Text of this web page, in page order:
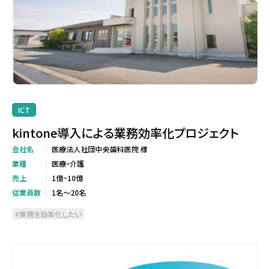
ICT
kintone導入による業務効率化プロジェクト
会社名
医療法人社団中央歯科医院 様
業種
医療・介護
売上
1億~10億
従業員数
1名～20名
業務を効率化したい